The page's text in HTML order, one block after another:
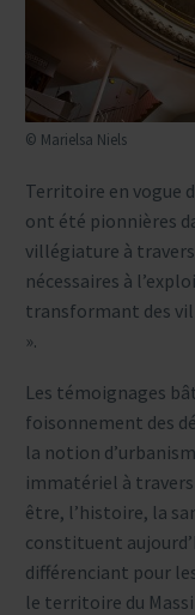
© Marielsa Niels
Territoire en vogue
ont été pionnières
villégiature à
nécessaires à
transformant des
».
Les témoignages
foisonnement des
la notion
immatériel à
être, l’histoire, la
constituent
différenciant pour
le territoire du